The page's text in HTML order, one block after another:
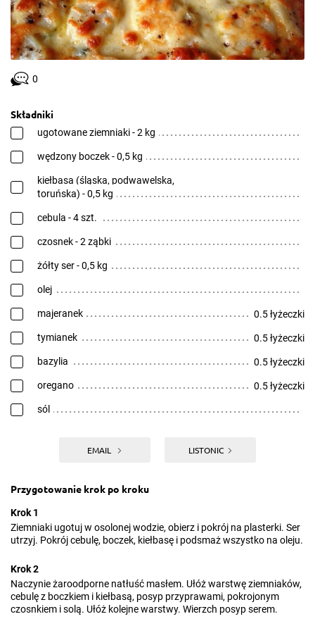
0
Składniki
ugotowane ziemniaki - 2 kg
wędzony boczek - 0,5 kg
kiełbasa (śląska, podwawelska,
toruńska) - 0,5 kg
cebula - 4 szt.
czosnek - 2 ząbki
żółty ser - 0,5 kg
olej
majeranek 0.5 łyżeczki
tymianek 0.5 łyżeczki
bazylia 0.5 łyżeczki
oregano 0.5 łyżeczki
sól
EMAIL LISTONIC
Przygotowanie krok po kroku
Krok 1
Ziemniaki ugotuj w osolonej wodzie, obierz i pokrój na plasterki. Ser
utrzyj. Pokrój cebulę, boczek, kiełbasę i podsmaż wszystko na oleju.
Krok 2
Naczynie żaroodporne natłuść masłem. Ułóż warstwę ziemniaków,
cebulę z boczkiem i kiełbasą, posyp przyprawami, pokrojonym
czosnkiem i solą. Ułóż kolejne warstwy. Wierzch posyp serem.